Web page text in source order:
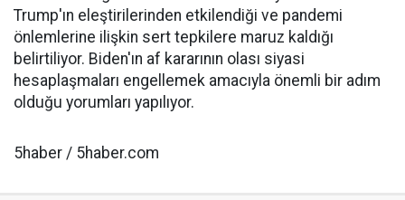
Trump'ın eleştirilerinden etkilendiği ve pandemi
önlemlerine ilişkin sert tepkilere maruz kaldığı
belirtiliyor. Biden'ın af kararının olası siyasi
hesaplaşmaları engellemek amacıyla önemli bir adım
olduğu yorumları yapılıyor.
5haber / 5haber.com